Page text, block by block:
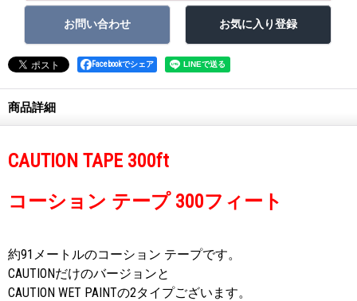
Facebookでシェア
商品詳細
CAUTION TAPE 300ft
コーション テープ 300フィート
約91メートルのコーション テープです。
CAUTIONだけのバージョンと
CAUTION WET PAINTの2タイプございます。